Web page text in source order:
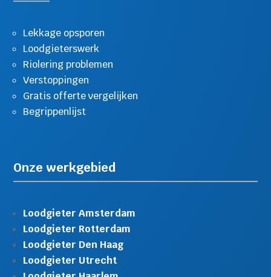
Lekkage opsporen
Loodgieterswerk
Riolering problemen
Verstoppingen
Gratis offerte vergelijken
Begrippenlijst
Onze werkgebied
Loodgieter Amsterdam
Loodgieter Rotterdam
Loodgieter Den Haag
Loodgieter Utrecht